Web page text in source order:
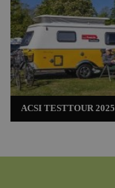
ACSI TESTTOUR 2025